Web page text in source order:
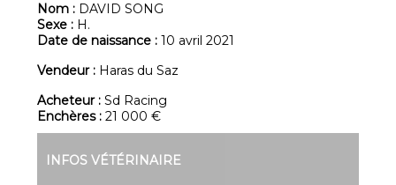
Nom : DAVID SONG
Sexe : H.
Date de naissance :10 avril 2021
Vendeur : Haras du Saz
Acheteur :Sd Racing
Enchères :21 000 €
INFOS VÉTÉRINAIRE